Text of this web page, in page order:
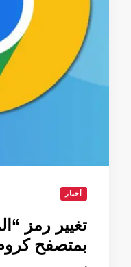
أخبار
تغيير رمز
بمتصفح